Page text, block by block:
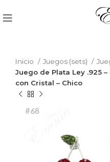
Inicio Juegos (sets)
Juego de Plata Ley .925
con Cristal – Chico